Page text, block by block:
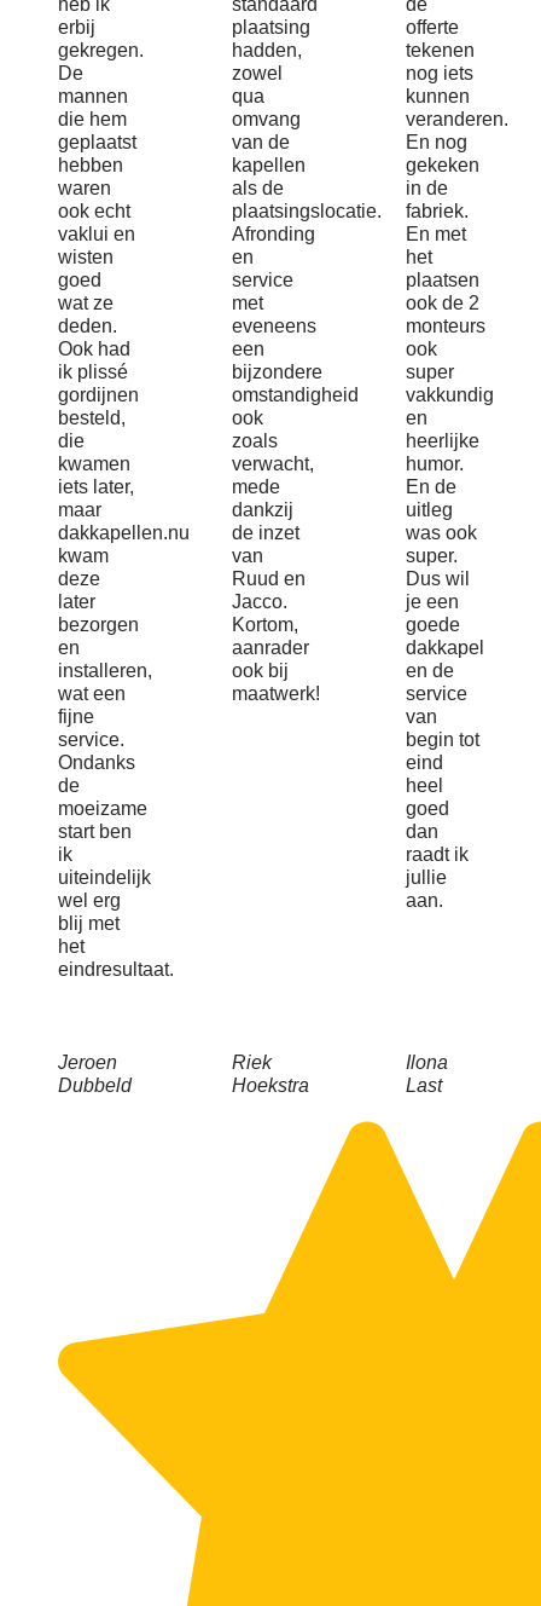
heb ik
erbij
gekregen.
De
mannen
die hem
geplaatst
hebben
waren
ook echt
vaklui en
wisten
goed
wat ze
deden.
Ook had
ik plissé
gordijnen
besteld,
die
kwamen
iets later,
maar
dakkapellen.nu
kwam
deze
later
bezorgen
en
installeren,
wat een
fijne
service.
Ondanks
de
moeizame
start ben
ik
uiteindelijk
wel erg
blij met
het
eindresultaat.
standaard
plaatsing
hadden,
zowel
qua
omvang
van de
kapellen
als de
plaatsingslocatie.
Afronding
en
service
met
eveneens
een
bijzondere
omstandigheid
ook
zoals
verwacht,
mede
dankzij
de inzet
van
Ruud en
Jacco.
Kortom,
aanrader
ook bij
maatwerk!
de
offerte
tekenen
nog iets
kunnen
veranderen.
En nog
gekeken
in de
fabriek.
En met
het
plaatsen
ook de 2
monteurs
ook
super
vakkundig
en
heerlijke
humor.
En de
uitleg
was ook
super.
Dus wil
je een
goede
dakkapel
en de
service
van
begin tot
eind
heel
goed
dan
raadt ik
jullie
aan.
Jeroen
Dubbeld
Riek
Hoekstra
Ilona
Last